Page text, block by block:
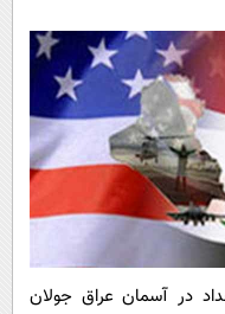
در آسمان عراق جولان